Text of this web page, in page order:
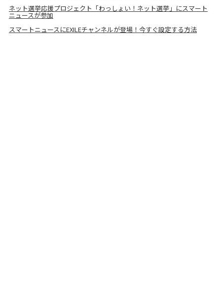
ネット選挙応援プロジェクト「わっしょい！ネット選挙」にスマート
ニュースが参加
スマートニュースにEXILEチャンネルが登場！今すぐ設定する方法